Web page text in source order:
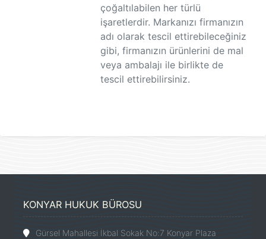
çoğaltılabilen her türlü
işaretlerdir. Markanızı firmanızın
adı olarak tescil ettirebileceğiniz
gibi, firmanızın ürünlerini de mal
veya ambalajı ile birlikte de
tescil ettirebilirsiniz.
KONYAR HUKUK BÜROSU
Gürsel Mahallesi İkbal Sokak No:7 Konyar Plaza